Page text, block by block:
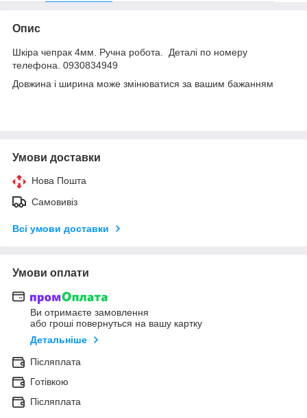
Опис
Шкіра чепрак 4мм. Ручна робота. Деталі по номеру
телефона. 0930834949
Довжина і ширина може змінюватися за вашим бажанням
Умови доставки
Нова Пошта
Самовивіз
Всі умови доставки
Умови оплати
Ви отримаєте замовлення
або гроші повернуться на вашу картку
Детальніше
Післяплата
Готівкою
Післяплата